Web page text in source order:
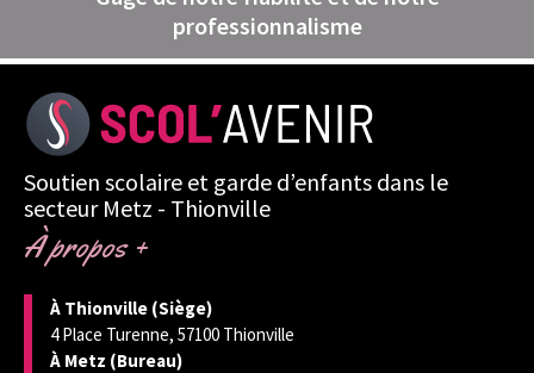
professionnalisme
Soutien scolaire et garde d’enfants dans le
secteur Metz - Thionville
À propos +
À Thionville (Siège)
4 Place Turenne, 57100 Thionville
À Metz (Bureau)